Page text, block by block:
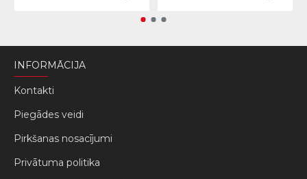
INFORMĀCIJA
Kontakti
Piegādes veidi
Pirkšanas nosacījumi
Privātuma politika